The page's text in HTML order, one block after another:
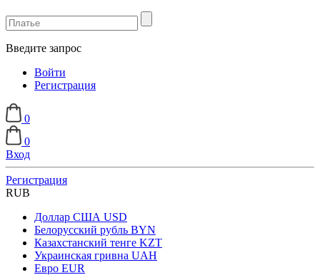
Введите запрос
Войти
Регистрация
0
0
Вход
Регистрация
RUB
Доллар США USD
Белорусский рубль BYN
Казахстанский тенге KZT
Украинская гривна UAH
Евро EUR